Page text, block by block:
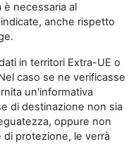
necessaria al
anche rispetto
in territori Extra-UE o
caso se ne verificasse
un'informativa
di destinazione non sia
oppure non
di protezione, le verrà